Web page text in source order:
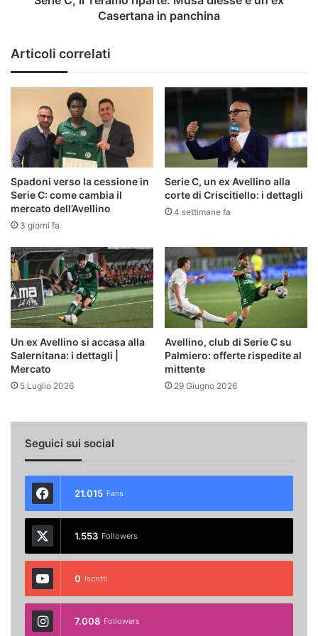
Casertana in panchina
Articoli correlati
Spadoni verso la cessione in
Serie C: come cambia il
mercato dell’Avellino
3 giorni fa
Serie C, un ex Avellino alla
corte di Criscitiello: i dettagli
4 settimane fa
Un ex Avellino si accasa alla
Salernitana: i dettagli |
Mercato
5 Luglio 2026
Avellino, club di Serie C su
Palmiero: offerte rispedite al
mittente
29 Giugno 2026
Seguici sui social
21.015 Fans
1.553 Followers
0 Iscritti
7.008 Followers